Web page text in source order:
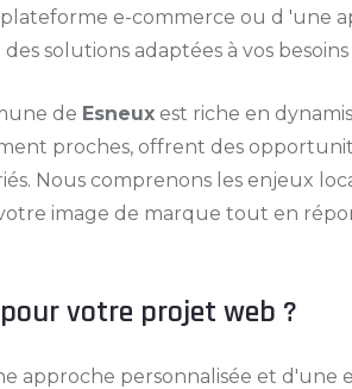
e-commerce ou d 'une
solutions adaptées à vos besoins
de Esneux est riche en
proches, offrent des
Nous comprenons les enjeux
image de marque tout en
votre projet web ?
approche personnalisée et d'une